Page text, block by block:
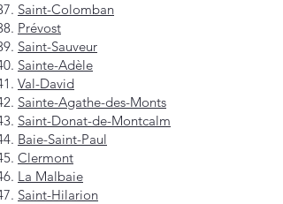
Saint-Colomban
Prévost
Saint-Sauveur
Sainte-Adèle
Val-David
Sainte-Agathe-des-Monts
Saint-Donat-de-Montcalm
Baie-Saint-Paul
Clermont
La Malbaie
Saint-Hilarion